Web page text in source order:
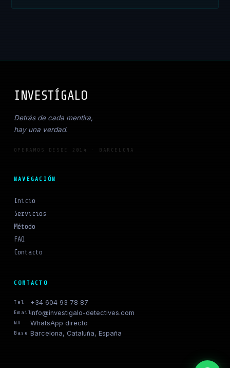
INVESTÍGALO_
Detrás de cada mentira,
hay una verdad.
OPERAMOS DESDE 2014 · BARCELONA
NAVEGACIÓN
Inicio
Servicios
Método
FAQ
Contacto
CONTACTO
Tel +34 604 93 78 87
Emailinfo@investigalo-detectives.com
WA WhatsApp directo
Base Barcelona, Cataluña, España